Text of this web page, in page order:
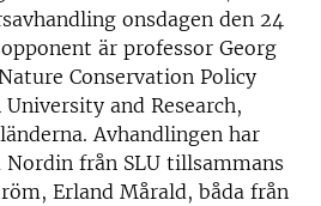
onsdagen den 24
är professor Georg
Conservation Policy
and Research,
Avhandlingen har
från SLU tillsammans
Erland Mårald, båda från